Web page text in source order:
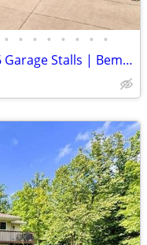
• • • • • • • •
**🏡 5BR Home on 2.19 Acres | 6 Garage Stalls | Bemidji, MN | $439,500